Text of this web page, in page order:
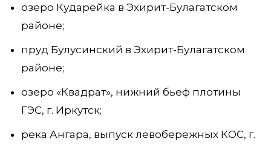
озеро Кударейка в Эхирит-Булагатском
районе;
пруд Булусинский в Эхирит-Булагатском
районе;
озеро «Квадрат», нижний бьеф плотины
ГЭС, г. Иркутск;
река Ангара, выпуск левобережных КОС, г.